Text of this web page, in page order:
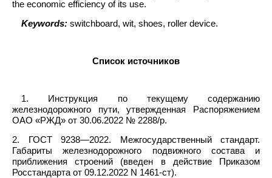
the economic efficiency of its use.
Keywords: switchboard, wit, shoes, roller device.
Список источников
1. Инструкция по текущему содержанию
железнодорожного пути, утвержденная Распоряжением
ОАО «РЖД» от 30.06.2022 № 2288/р.
2. ГОСТ 9238—2022. Межгосударственный стандарт.
Габариты железнодорожного подвижного состава и
приближения строений (введен в действие Приказом
Росстандарта от 09.12.2022 N 1461-ст).